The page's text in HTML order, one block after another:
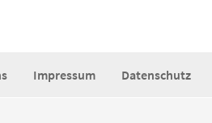
Impressum Datenschutz